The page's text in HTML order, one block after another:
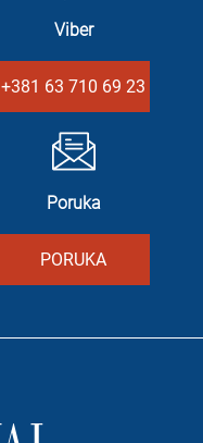
Viber
+381 63 710 69 23
Poruka
PORUKA